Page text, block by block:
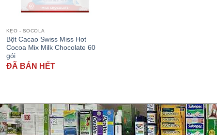
KẸO - SOCOLA
Bột Cacao Swiss Miss Hot
Cocoa Mix Milk Chocolate 60
gói
ĐÃ BÁN HẾT